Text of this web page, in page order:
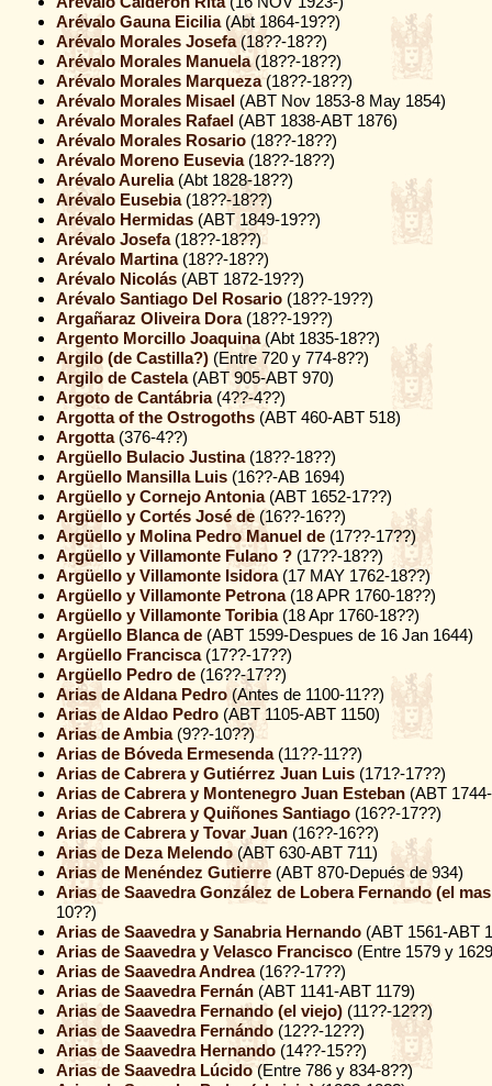
Arévalo Gauna Eicilia(Abt 1864-19??)
Arévalo Morales Josefa(18??-18??)
Arévalo Morales Manuela(18??-18??)
Arévalo Morales Marqueza(18??-18??)
Arévalo Morales Misael (ABT Nov 1853-8 May 1854)
Arévalo Morales Rafael (ABT 1838-ABT 1876)
Arévalo Morales Rosario (18??-18??)
Arévalo Moreno Eusevia(18??-18??)
Arévalo Aurelia(Abt 1828-18??)
Arévalo Eusebia(18??-18??)
Arévalo Hermidas (ABT 1849-19??)
Arévalo Josefa(18??-18??)
Arévalo Martina(18??-18??)
Arévalo Nicolás (ABT 1872-19??)
Arévalo Santiago Del Rosario (18??-19??)
Argañaraz Oliveira Dora(18??-19??)
Argento Morcillo Joaquina(Abt 1835-18??)
Argilo (de Castilla?) (Entre 720 y 774-8??)
Argilo de Castela(ABT 905-ABT 970)
Argoto de Cantábria(4??-4??)
Argotta of the Ostrogoths (ABT 460-ABT 518)
Argotta(376-4??)
Argüello Bulacio Justina(18??-18??)
Argüello Mansilla Luis (16??-AB 1694)
Argüello y Cornejo Antonia(ABT 1652-17??)
Argüello y Cortés José de (16??-16??)
Argüello y Molina Pedro Manuel de (17??-17??)
Argüello y Villamonte Fulano ? (17??-18??)
Argüello y Villamonte Isidora(17 MAY 1762-18??)
Argüello y Villamonte Petrona(18 APR 1760-18??)
Argüello y Villamonte Toribia(18 Apr 1760-18??)
Argüello Blanca de (ABT 1599-Despues de 16 Jan 1644)
Argüello Francisca(17??-17??)
Argüello Pedro de (16??-17??)
Arias de Aldana Pedro(Antes de 1100-11??)
Arias de Aldao Pedro (ABT 1105-ABT 1150)
Arias de Ambia(9??-10??)
Arias de Bóveda Ermesenda(11??-11??)
Arias de Cabrera y Gutiérrez Juan Luis (171?-17??)
Arias de Cabrera y Montenegro Juan Esteban (ABT
Arias de Cabrera y Quiñones Santiago (16??-17??)
Arias de Cabrera y Tovar Juan (16??-16??)
Arias de Deza Melendo(ABT 630-ABT 711)
Arias de Menéndez Gutierre (ABT 870-Depués de 934)
Arias de Saavedra González de Lobera Fernando (el
10??)
Arias de Saavedra y Sanabria Hernando (ABT 1561-ABT
Arias de Saavedra y Velasco Francisco (Entre 1579 y
Arias de Saavedra Andrea(16??-17??)
Arias de Saavedra Fernán (ABT 1141-ABT 1179)
Arias de Saavedra Fernando (el viejo) (11??-12??)
Arias de Saavedra Fernándo (12??-12??)
Arias de Saavedra Hernando (14??-15??)
Arias de Saavedra Lúcido(Entre 786 y 834-8??)